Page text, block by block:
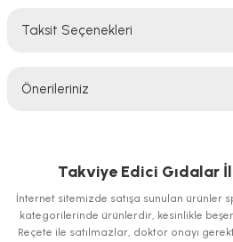
Taksit Seçenekleri
Önerileriniz
iletebilirsiniz.
Görüş ve önerileriniz için teşekkür ederiz.
Ürün resmi kalitesiz, bozuk veya
Takviye Edici Gıdalar
İnternet sitemizde satışa sunulan ürünler
kategorilerinde ürünlerdir, kesinlikle
Reçete ile satılmazlar, doktor onayı